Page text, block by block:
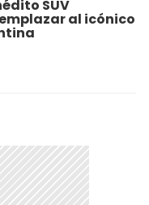
SUV
al icónico